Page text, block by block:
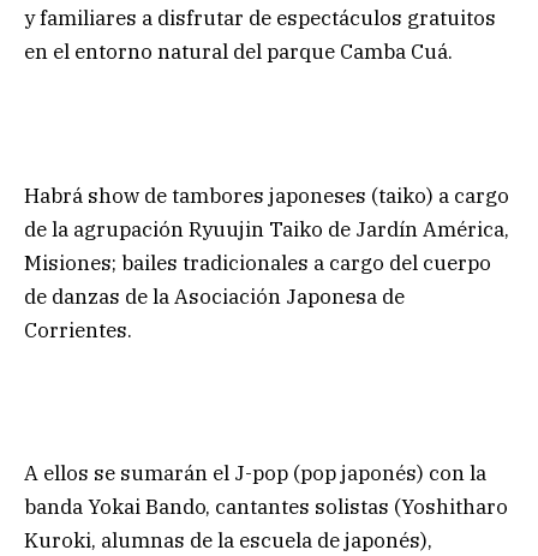
y familiares a disfrutar de espectáculos gratuitos
en el entorno natural del parque Camba Cuá.
Habrá show de tambores japoneses (taiko) a cargo
de la agrupación Ryuujin Taiko de Jardín América,
Misiones; bailes tradicionales a cargo del cuerpo
de danzas de la Asociación Japonesa de
Corrientes.
A ellos se sumarán el J-pop (pop japonés) con la
banda Yokai Bando, cantantes solistas (Yoshitharo
Kuroki, alumnas de la escuela de japonés),